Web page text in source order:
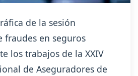
de la sesión
fraudes en seguros
los trabajos de la XXIV
de Aseguradores de